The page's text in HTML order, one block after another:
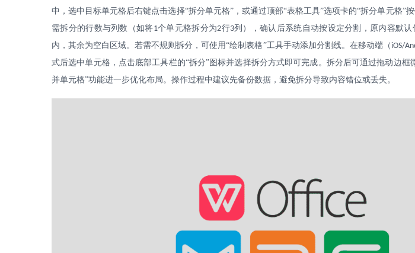
中，选中目标单元格后右键点击选择“拆分单元格”，或通过顶部“表格工具”选项卡的“拆分单元格”
需拆分的行数与列数（如将1个单元格拆分为2行3列），确认后系统自动按设定分割，原内容默
内，其余为空白区域。若需不规则拆分，可使用“绘制表格”工具手动添加分割线。在移动端（ iOS/
式后选中单元格，点击底部工具栏的“拆分”图标并选择拆分方式即可完成。拆分后可通过拖动边框
并单元格”功能进一步优化布局。操作过程中建议先备份数据，避免拆分导致内容错位或丢失。